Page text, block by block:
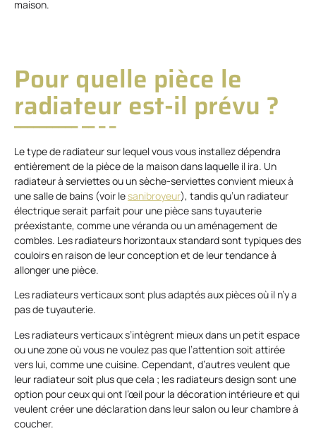
maison.
Pour quelle pièce le
radiateur est-il prévu ?
Le type de radiateur sur lequel vous vous installez dépendra
entièrement de la pièce de la maison dans laquelle il ira. Un
radiateur à serviettes ou un sèche-serviettes convient mieux à
une salle de bains (voir lesanibroyeur), tandis qu’un radiateur
électrique serait parfait pour une pièce sans tuyauterie
préexistante, comme une véranda ou un aménagement de
combles. Les radiateurs horizontaux standard sont typiques des
couloirs en raison de leur conception et de leur tendance à
allonger une pièce.
Les radiateurs verticaux sont plus adaptés aux pièces où il n’y a
pas de tuyauterie.
Les radiateurs verticaux s’intègrent mieux dans un petit espace
ou une zone où vous ne voulez pas que l’attention soit attirée
vers lui, comme une cuisine. Cependant, d’autres veulent que
leur radiateur soit plus que cela ; les radiateurs design sont une
option pour ceux qui ont l’œil pour la décoration intérieure et qui
veulent créer une déclaration dans leur salon ou leur chambre à
coucher.